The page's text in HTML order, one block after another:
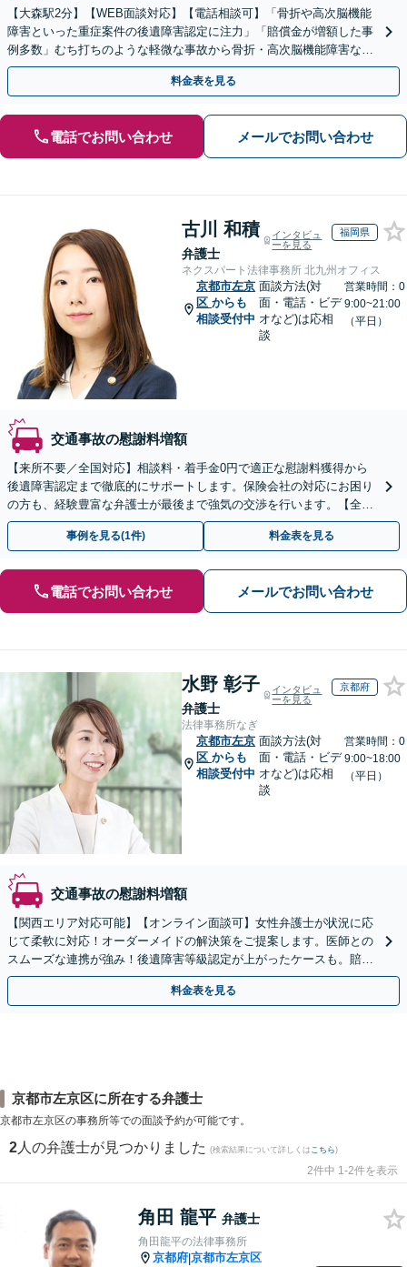
【大森駅2分】【WEB面談対応】【電話相談可】「骨折や高次脳機能
障害といった重症案件の後遺障害認定に注力」「賠償金が増額した事
例多数」むち打ちのような軽微な事故から骨折・高次脳機能障害など
の重症事故まで、事故の規模に関わらず対応いたします
料金表を見る
電話でお問い合わせ メールでお問い合わせ
古川 和積
弁護士
インタビュ
ーを見る
福岡県
ネクスパート法律事務所 北九州オフィス
京都市左京
区 からも
相談受付中
面談方法(対
面・電話・ビデ
オなど)は応相
談
営業時間：0
9:00~21:00
（平日）
交通事故の慰謝料増額
【来所不要／全国対応】相談料・着手金0円で適正な慰謝料獲得から
後遺障害認定まで徹底的にサポートします。保険会社の対応にお困り
の方も、経験豊富な弁護士が最後まで強気の交渉を行います。【全国
13拠点】お気軽にご相談ください。
事例を見る(1件) 料金表を見る
電話でお問い合わせ メールでお問い合わせ
水野 彰子
弁護士
インタビュ
ーを見る
京都府
法律事務所なぎ
京都市左京
区 からも
相談受付中
面談方法(対
面・電話・ビデ
オなど)は応相
談
営業時間：0
9:00~18:00
（平日）
交通事故の慰謝料増額
【関西エリア対応可能】【オンライン面談可】女性弁護士が状況に応
じて柔軟に対応！オーダーメイドの解決策をご提案します。医師との
スムーズな連携が強み！後遺障害等級認定が上がったケースも。賠償
金・慰謝料請求／保険会社との交渉など【初回相談無料】
料金表を見る
京都市左京区に所在する弁護士
京都市左京区の事務所等での面談予約が可能です。
2 人の弁護士が見つかりました (検索結果について詳しくは こちら)
2件中 1-2件を表示
角田 龍平 弁護士
角田龍平の法律事務所
京都府|京都市左京区